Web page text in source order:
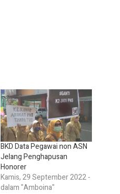
BKD Data Pegawai non ASN
Jelang Penghapusan
Honorer
Kamis, 29 September 2022 -
dalam "Amboina"